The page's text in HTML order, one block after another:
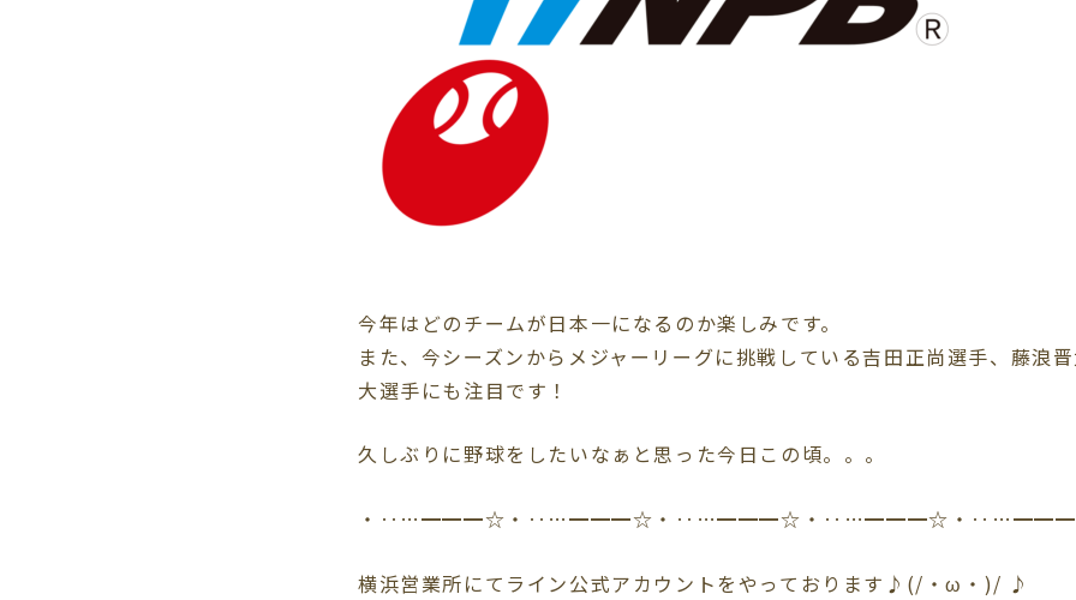
今年はどのチームが日本一になるのか楽しみです。
また、今シーズンからメジャーリーグに挑戦している吉田正尚選手、藤浪
大選手にも注目です！
久しぶりに野球をしたいなぁと思った今日この頃。。。
・‥…━━━☆・‥…━━━☆・‥…━━━☆・‥…━━━☆・
横浜営業所にてライン公式アカウントをやっております♪(/・ω・)/ ♪